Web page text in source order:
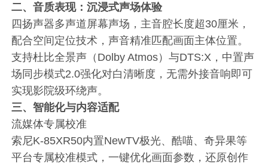
二、音质表现：沉浸式声场体验
四扬声器多声道屏幕声场，主音腔长度超30厘米，
配合空间定位技术，声音精准匹配画面主体位置。
支持杜比全景声（Dolby Atmos）与DTS:X，中置声
场同步模式2.0强化对白清晰度，无需外接音响即可
实现影院级环绕声。
三、智能化与内容适配
流媒体专属校准
索尼K-85XR50内置NewTV极光、酷喵、奇异果等
平台专属校准模式，一键优化画面参数，还原创作